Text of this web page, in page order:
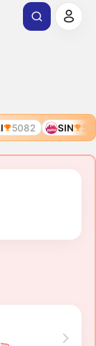
5082 SIN